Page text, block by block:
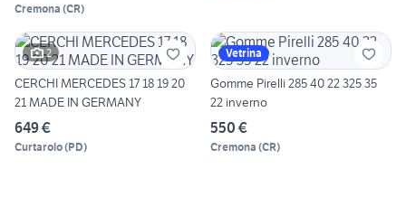
Cremona (CR)
2
CERCHI MERCEDES 17 18 19 20
21 MADE IN GERMANY
649 €
Curtarolo(PD)
Vetrina
Gomme Pirelli 285 40 22 325 35
22 inverno
550 €
Cremona (CR)